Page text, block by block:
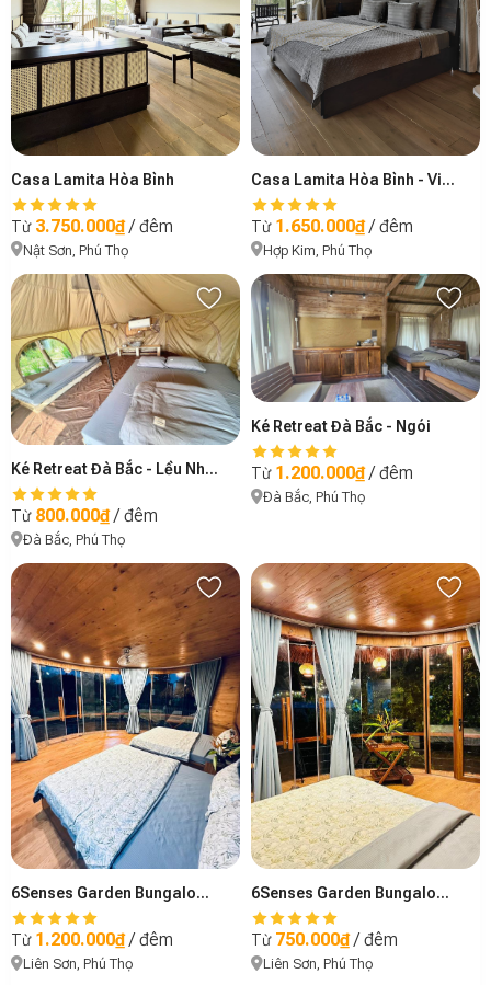
Casa Lamita Hòa Bình
Từ 3.750.000₫/ đêm
Nật Sơn, Phú Thọ
Casa Lamita Hòa Bình - Villa đơn, Kim Bôi
Từ 1.650.000₫/ đêm
Hợp Kim, Phú Thọ
Ké Retreat Đà Bắc - Lều Nhật Bản
Từ 800.000₫/ đêm
Đà Bắc, Phú Thọ
Ké Retreat Đà Bắc - Ngói
Từ 1.200.000₫/ đêm
Đà Bắc, Phú Thọ
6Senses Garden Bungalow 2
Từ 1.200.000₫/ đêm
Liên Sơn, Phú Thọ
6Senses Garden Bungalow 1
Từ 750.000₫/ đêm
Liên Sơn, Phú Thọ